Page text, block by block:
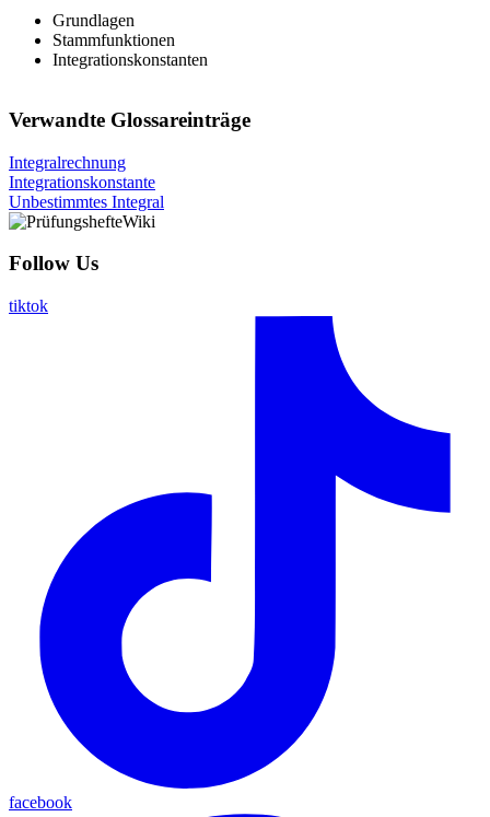
Grundlagen
Stammfunktionen
Integrationskonstanten
Verwandte Glossareinträge
Integralrechnung
Integrationskonstante
Unbestimmtes Integral
Follow Us
tiktok
facebook